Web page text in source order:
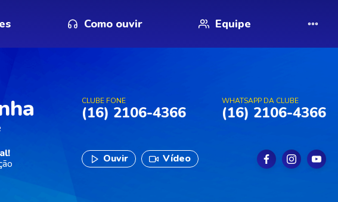
Como ouvir Equipe
CLUBE FONE
(16) 2106-4366
WHATSAPP DA CLUBE
(16) 2106-4366
Ouvir Vídeo